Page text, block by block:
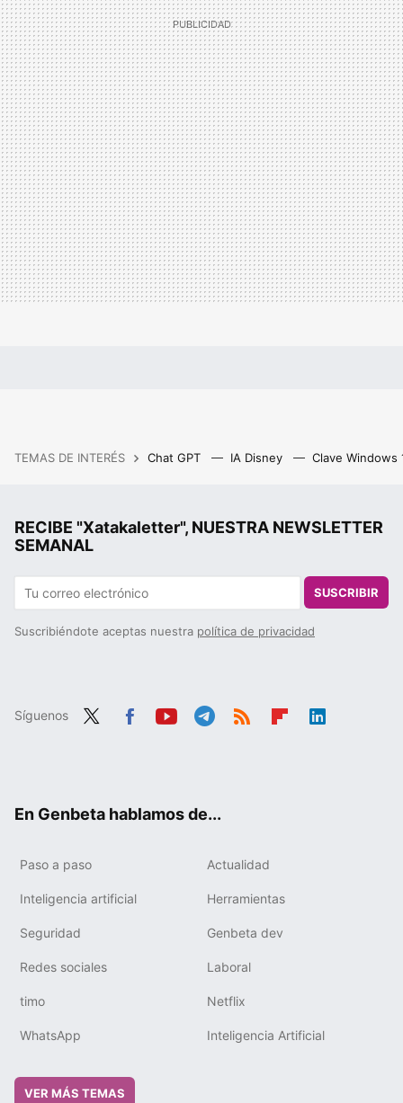
TEMAS DE INTERÉS Chat GPT IA Disney Clave Windows
RECIBE "Xatakaletter", NUESTRA NEWSLETTER
SEMANAL
SUSCRIBIR
Suscribiéndote aceptas nuestra política de privacidad
Síguenos
En Genbeta hablamos de...
Paso a paso Actualidad
Inteligencia artificial Herramientas
Seguridad Genbeta dev
Redes sociales Laboral
timo Netflix
WhatsApp Inteligencia Artificial
VER MÁS TEMAS